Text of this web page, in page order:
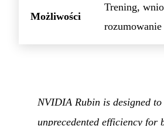
Możliwości
Trening,
rozumowanie
NVIDIA Rubin is designed
unprecedented efficiency for